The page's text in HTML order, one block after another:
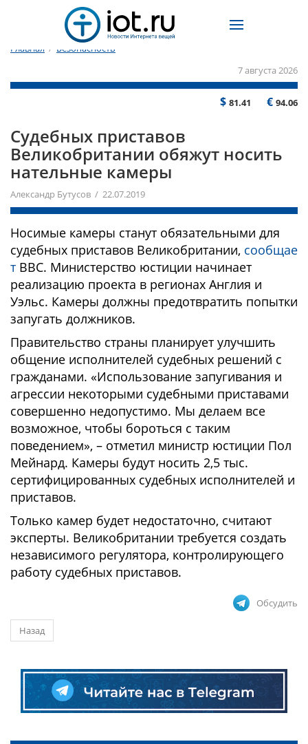
Главная / Безопасность
7 августа 2026
$ 81.41 € 94.06
Судебных приставов
Великобритании обяжут носить
нательные камеры
Александр Бутусов / 22.07.2019
Носимые камеры станут обязательными для
судебных приставов Великобритании, сообщае
т BBC. Министерство юстиции начинает
реализацию проекта в регионах Англия и
Уэльс. Камеры должны предотвратить попытки
запугать должников.
Правительство страны планирует улучшить
общение исполнителей судебных решений с
гражданами. «Использование запугивания и
агрессии некоторыми судебными приставами
совершенно недопустимо. Мы делаем все
возможное, чтобы бороться с таким
поведением», – отметил министр юстиции Пол
Мейнард. Камеры будут носить 2,5 тыс.
сертифицированных судебных исполнителей и
приставов.
Только камер будет недостаточно, считают
эксперты. Великобритании требуется создать
независимого регулятора, контролирующего
работу судебных приставов.
Обсудить
Назад